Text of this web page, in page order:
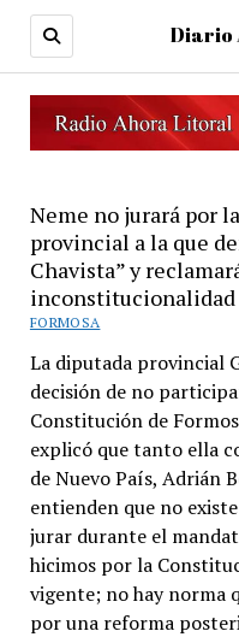
Diario
Neme no jurará por
provincial a la que
Chavista” y
inconstitucionalidad
FORMOSA
La diputada provincial
decisión de no
Constitución de
explicó que tanto ella
de Nuevo País, Adrián
entienden que no
jurar durante el
hicimos por la
vigente; no hay norma
por una reforma